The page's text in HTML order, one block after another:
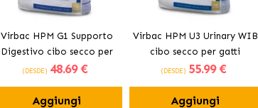
Virbac HPM G1 Supporto
Digestivo cibo secco per
gatti
(DESDE) 48.69 €
Aggiungi
Virbac HPM U3 Urinary WIB
cibo secco per gatti
(DESDE) 55.99 €
Aggiungi